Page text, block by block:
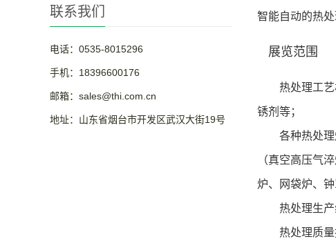
联系我们
电话：0535-8015296
手机：18396600176
邮箱：sales@thi.com.cn
地址：山东省烟台市开发区武汉大街19号
智能自动的热
展览范围
热处理工
锈剂等；
各种热处理炉
（真空高压气
炉、网袋炉、
热处理生产线
热处理质量控